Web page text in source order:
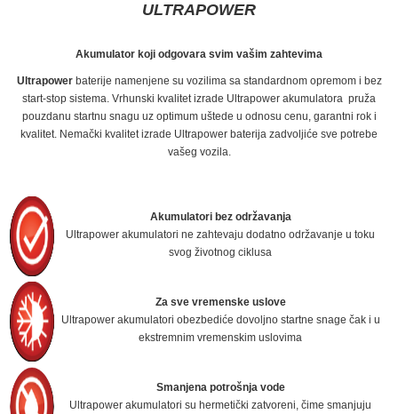
ULTRAPOWER
Akumulator koji odgovara svim vašim zahtevima
Ultrapowerbaterije namenjene su vozilima sa standardnom opremom i bez
start-stop sistema. Vrhunski kvalitet izrade Ultrapower akumulatora pruža
pouzdanu startnu snagu uz optimum uštede u odnosu cenu, garantni rok i
kvalitet. Nemački kvalitet izrade Ultrapower baterija zadvoljiće sve potrebe
vašeg vozila.
Akumulatori bez održavanja
Ultrapower akumulatori ne zahtevaju dodatno održavanje u toku
svog životnog ciklusa
Za sve vremenske uslove
Ultrapower akumulatori obezbediće dovoljno startne snage čak i u
ekstremnim vremenskim uslovima
Smanjena potrošnja vode
Ultrapower akumulatori su hermetički zatvoreni, čime smanjuju